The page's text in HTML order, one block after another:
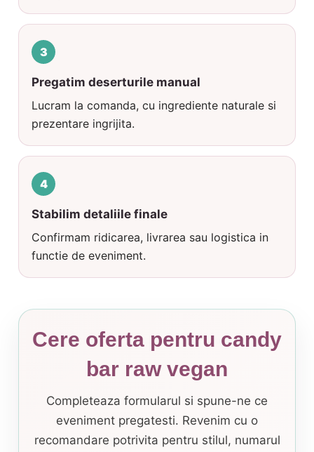
Pregatim deserturile manual
Lucram la comanda, cu ingrediente naturale si
prezentare ingrijita.
Stabilim detaliile finale
Confirmam ridicarea, livrarea sau logistica in
functie de eveniment.
Cere oferta pentru candy
bar raw vegan
Completeaza formularul si spune-ne ce
eveniment pregatesti. Revenim cu o
recomandare potrivita pentru stilul, numarul